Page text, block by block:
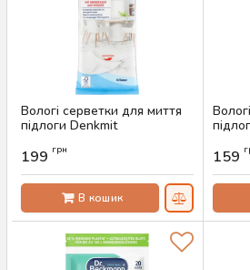
Вологі серветки для миття
підлоги Denkmit
Артикул:
199 грн
В кошик
159